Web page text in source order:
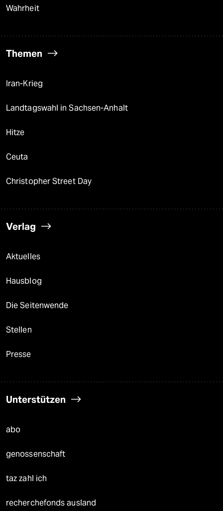
Wahrheit
Themen
Iran-Krieg
Landtagswahl in Sachsen-Anhalt
Hitze
Ceuta
Christopher Street Day
Verlag
Aktuelles
Hausblog
Die Seitenwende
Stellen
Presse
Unterstützen
abo
genossenschaft
taz zahl ich
recherchefonds ausland